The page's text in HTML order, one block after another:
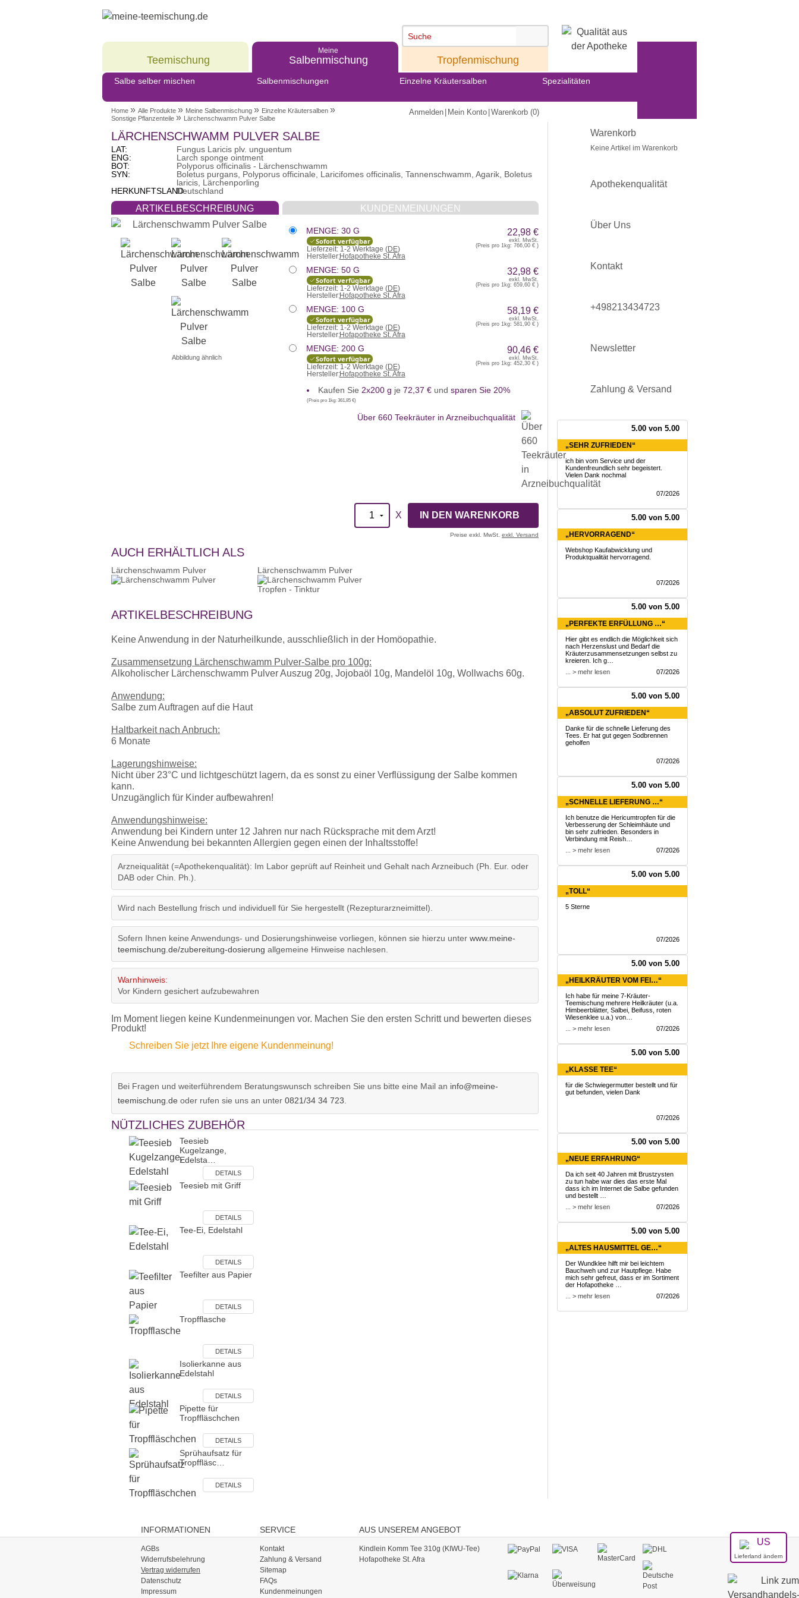
Teemischung
Meine
Salbenmischung
Salbe selber mischen Salbenmischungen Einzelne Kräutersalben Spezialitäten
Tropfenmischung
Home » Alle Produkte » Meine Salbenmischung » Einzelne Kräutersalben »
Sonstige Pflanzenteile » Lärchenschwamm Pulver Salbe
Warenkorb (0)
Mein Konto
Anmelden
LÄRCHENSCHWAMM PULVER SALBE
LAT:
Fungus Laricis plv. unguentum
ENG:
Larch sponge ointment
BOT:
Polyporus officinalis - Lärchenschwamm
SYN:
Boletus purgans, Polyporus officinale, Laricifomes officinalis, Tannenschwamm, Agarik, Boletus
laricis, Lärchenporling
HERKUNFTSLAND:Deutschland
ARTIKELBESCHREIBUNG KUNDENMEINUNGEN
Abbildung ähnlich
MENGE: 30 G
Sofort verfügbar
Lieferzeit:1-2 Werktage (DE)
Hersteller:Hofapotheke St. Afra
22,98 €
exkl. MwSt.
(Preis pro 1kg: 766,00 €)
MENGE: 50 G
Sofort verfügbar
Lieferzeit:1-2 Werktage (DE)
Hersteller:Hofapotheke St. Afra
32,98 €
exkl. MwSt.
(Preis pro 1kg: 659,60 €)
MENGE: 100 G
Sofort verfügbar
Lieferzeit:1-2 Werktage (DE)
Hersteller:Hofapotheke St. Afra
58,19 €
exkl. MwSt.
(Preis pro 1kg: 581,90 €)
MENGE: 200 G
Sofort verfügbar
Lieferzeit:1-2 Werktage (DE)
Hersteller:Hofapotheke St. Afra
90,46 €
exkl. MwSt.
(Preis pro 1kg: 452,30 €)
Kaufen Sie 2x200 g je 72,37 €und sparen Sie 20%
(Preis pro 1kg: 361,85 €)
Über 660 Teekräuter in Arzneibuchqualität
X
Preise exkl. MwSt. exkl. Versand
AUCH ERHÄLTLICH ALS
Lärchenschwamm Pulver Lärchenschwamm Pulver
ARTIKELBESCHREIBUNG
Keine Anwendung in der Naturheilkunde, ausschließlich in der Homöopathie.
Zusammensetzung Lärchenschwamm Pulver-Salbe pro 100g:
Alkoholischer Lärchenschwamm Pulver Auszug 20g, Jojobaöl 10g, Mandelöl 10g, Wollwachs 60g.
Anwendung:
Salbe zum Auftragen auf die Haut
Haltbarkeit nach Anbruch:
6 Monate
Lagerungshinweise:
Nicht über 23°C und lichtgeschützt lagern, da es sonst zu einer Verflüssigung der Salbe kommen
kann.
Unzugänglich für Kinder aufbewahren!
Anwendungshinweise:
Anwendung bei Kindern unter 12 Jahren nur nach Rücksprache mit dem Arzt!
Keine Anwendung bei bekannten Allergien gegen einen der Inhaltsstoffe!
Arzneiqualität (=Apothekenqualität): Im Labor geprüft auf Reinheit und Gehalt nach Arzneibuch (Ph. Eur. oder
DAB oder Chin. Ph.).
Wird nach Bestellung frisch und individuell für Sie hergestellt (Rezepturarzneimittel).
Sofern Ihnen keine Anwendungs- und Dosierungshinweise vorliegen, können sie hierzu unter www.meine-
teemischung.de/zubereitung-dosierung allgemeine Hinweise nachlesen.
Warnhinweis:
Vor Kindern gesichert aufzubewahren
Im Moment liegen keine Kundenmeinungen vor. Machen Sie den ersten Schritt und bewerten dieses
Produkt!
Schreiben Sie jetzt Ihre eigene Kundenmeinung!
Bei Fragen und weiterführendem Beratungswunsch schreiben Sie uns bitte eine Mail an info@meine-
teemischung.de oder rufen sie uns an unter 0821/34 34 723.
NÜTZLICHES ZUBEHÖR
Teesieb
Kugelzange,
Edelsta…
DETAILS
Teesieb mit Griff
DETAILS
Tee-Ei, Edelstahl
DETAILS
Teefilter aus Papier
DETAILS
Tropfflasche
DETAILS
Isolierkanne aus
Edelstahl
DETAILS
Pipette für
Tropffläschchen
DETAILS
Sprühaufsatz für
Tropffläsc…
DETAILS
Warenkorb
Keine Artikel im Warenkorb
Apothekenqualität
Über Uns
Kontakt
+498213434723
Newsletter
Zahlung & Versand
5.00 von 5.00
„SEHR ZUFRIEDEN“
ich bin vom Service und der
Kundenfreundlich sehr begeistert.
Vielen Dank nochmal
07/2026
5.00 von 5.00
„HERVORRAGEND“
Webshop Kaufabwicklung und
Produktqualität hervorragend.
07/2026
5.00 von 5.00
„PERFEKTE ERFÜLLUNG …“
Hier gibt es endlich die Möglichkeit sich
nach Herzenslust und Bedarf die
Kräuterzusammensetzungen selbst zu
kreieren. Ich g…
... > mehr lesen
07/2026
5.00 von 5.00
„ABSOLUT ZUFRIEDEN“
Danke für die schnelle Lieferung des
Tees. Er hat gut gegen Sodbrennen
geholfen
07/2026
5.00 von 5.00
„SCHNELLE LIEFERUNG …“
Ich benutze die Hericumtropfen für die
Verbesserung der Schleimhäute und
bin sehr zufrieden. Besonders in
Verbindung mit Reish…
... > mehr lesen
07/2026
5.00 von 5.00
„TOLL“
5 Sterne
07/2026
5.00 von 5.00
„HEILKRÄUTER VOM FEI…“
Ich habe für meine 7-Kräuter-
Teemischung mehrere Heilkräuter (u.a.
Himbeerblätter, Salbei, Beifuss, roten
Wiesenklee u.a.) von…
... > mehr lesen
07/2026
5.00 von 5.00
„KLASSE TEE“
für die Schwiegermutter bestellt und für
gut befunden, vielen Dank
07/2026
5.00 von 5.00
„NEUE ERFAHRUNG“
Da ich seit 40 Jahren mit Brustzysten
zu tun habe war dies das erste Mal
dass ich im Internet die Salbe gefunden
und bestellt …
... > mehr lesen
07/2026
5.00 von 5.00
„ALTES HAUSMITTEL GE…“
Der Wundklee hilft mir bei leichtem
Bauchweh und zur Hautpflege. Habe
mich sehr gefreut, dass er im Sortiment
der Hofapotheke …
... > mehr lesen
07/2026
INFORMATIONEN SERVICE AUS UNSEREM ANGEBOT
AGBs
Widerrufsbelehrung
Vertrag widerrufen
Datenschutz
Impressum
Kontakt
Zahlung & Versand
Sitemap
FAQs
Kundenmeinungen
Kindlein Komm Tee 310g (KIWU-Tee)
Hofapotheke St. Afra
Lieferland ändern